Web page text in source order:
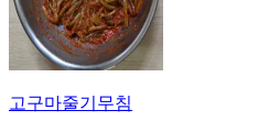
고구마줄기무침